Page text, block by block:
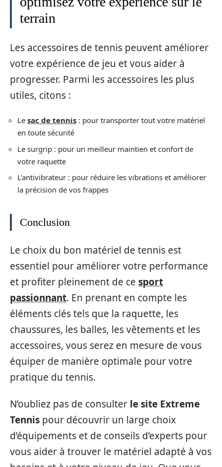
terrain
Les accessoires de tennis peuvent améliorer
votre expérience de jeu et vous aider à
progresser. Parmi les accessoires les plus
utiles, citons :
Le sac de tennis : pour transporter tout votre matériel
en toute sécurité
Le surgrip : pour un meilleur maintien et confort de
votre raquette
L’antivibrateur : pour réduire les vibrations et améliorer
la précision de vos frappes
Conclusion
Le choix du bon matériel de tennis est
essentiel pour améliorer votre performance
et profiter pleinement de ce sport
passionnant. En prenant en compte les
éléments clés tels que la raquette, les
chaussures, les balles, les vêtements et les
accessoires, vous serez en mesure de vous
équiper de manière optimale pour votre
pratique du tennis.
N’oubliez pas de consulter le site Extreme
Tennis pour découvrir un large choix
d’équipements et de conseils d’experts pour
vous aider à trouver le matériel adapté à vos